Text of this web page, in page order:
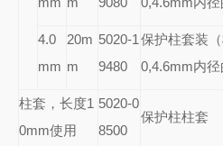
4.0
mm
20m
m
5020-1
9480
保护柱套装
0,4.6mm内
柱套，长度1
0mm使用
5020-0
8500
保护柱柱套